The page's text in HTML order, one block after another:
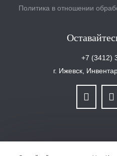
Политика в отношении
+7 (3412)
г. Ижевск,
ООО «Уралплит» | ИНН/КПП